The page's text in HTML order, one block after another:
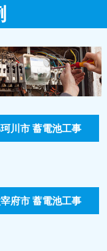
川市 蓄電池工事
府市 蓄電池工事